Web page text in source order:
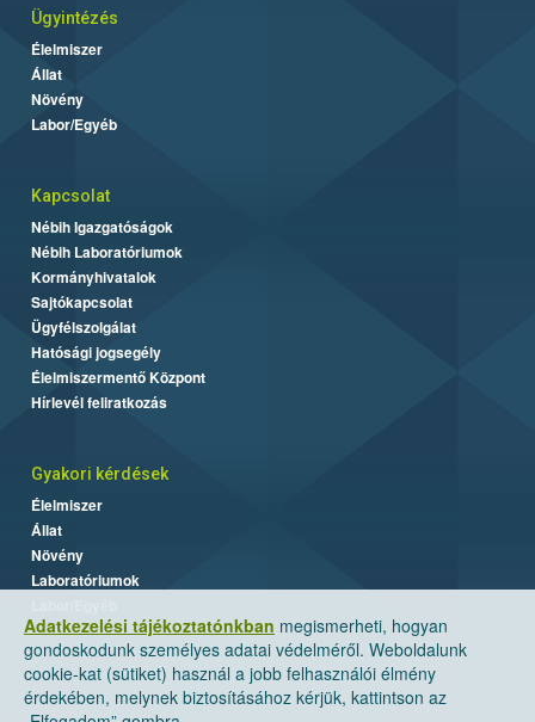
Adatkezelési tájékoztatónkban megismerheti, hogyan
gondoskodunk személyes adatai védelméről. Weboldalunk
cookie-kat (sütiket) használ a jobb felhasználói élmény
érdekében, melynek biztosításához kérjük, kattintson az
Ügyintézés
Élelmiszer
Állat
Növény
Labor/Egyéb
Kapcsolat
Nébih Igazgatóságok
Nébih Laboratóriumok
Kormányhivatalok
Sajtókapcsolat
Ügyfélszolgálat
Hatósági jogsegély
Élelmiszermentő Központ
Hírlevél feliratkozás
Gyakori kérdések
Élelmiszer
Állat
Növény
Laboratóriumok